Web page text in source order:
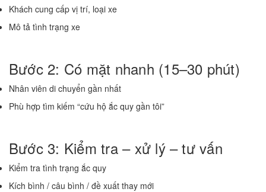
Khách cung cấp vị trí, loại xe
Mô tả tình trạng xe
Bước 2: Có mặt nhanh (15–30 phút)
Nhân viên di chuyển gần nhất
Phù hợp tìm kiếm “cứu hộ ắc quy gần tôi”
Bước 3: Kiểm tra – xử lý – tư vấn
Kiểm tra tình trạng ắc quy
Kích bình / câu bình / đề xuất thay mới